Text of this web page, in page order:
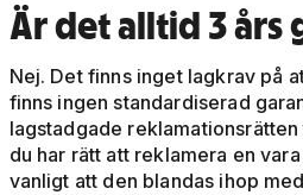
Är det alltid 3 års
Nej. Det finns inget lagkrav på
finns ingen standardiserad
lagstadgade
du har rätt att reklamera en
vanligt att den blandas ihop